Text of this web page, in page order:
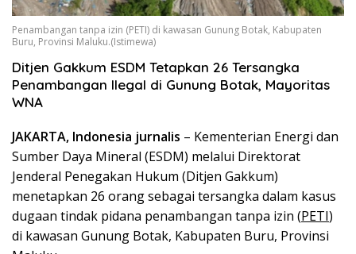
Penambangan tanpa izin (PETI) di kawasan Gunung Botak, Kabupaten
Buru, Provinsi Maluku.(Istimewa)
Ditjen Gakkum ESDM Tetapkan 26 Tersangka
Penambangan Ilegal di Gunung Botak, Mayoritas
WNA
JAKARTA, Indonesia jurnalis – Kementerian Energi dan
Sumber Daya Mineral (ESDM) melalui Direktorat
Jenderal Penegakan Hukum (Ditjen Gakkum)
menetapkan 26 orang sebagai tersangka dalam kasus
dugaan tindak pidana penambangan tanpa izin (PETI)
di kawasan Gunung Botak, Kabupaten Buru, Provinsi